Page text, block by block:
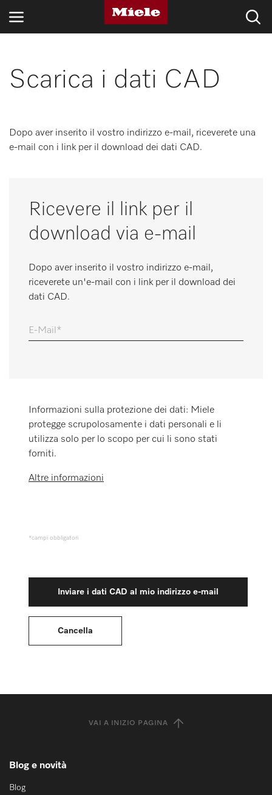
SETTORI
PRODOTTI
PRIVATI
Promemoria
Scarica i dati CAD
Dopo aver inserito il vostro indirizzo e-mail, riceverete una
e-mail con i link per il download dei dati CAD.
Ricevere il link per il
download via e-mail
Dopo aver inserito il vostro indirizzo e-mail,
riceverete un'e-mail con i link per il download dei
dati CAD.
E-Mail
Informazioni sulla protezione dei dati: Miele
protegge scrupolosamente i dati personali e li
utilizza solo per lo scopo per cui li sono stati
forniti.
Altre informazioni
*campi obbligatori
VAI A INIZIO PAGINA
Blog e novità
Blog